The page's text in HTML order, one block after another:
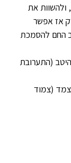
ולהשוות את
אז אפשר
החם להסמכת
(התערובת
(צמוד